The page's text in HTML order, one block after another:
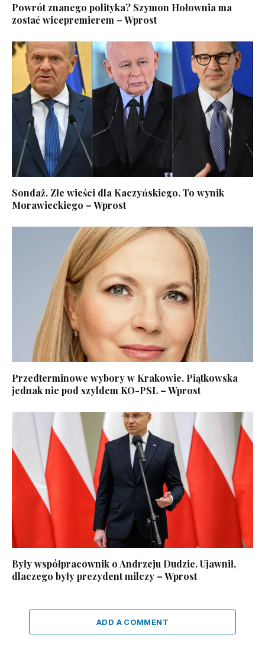
Powrót znanego polityka? Szymon Hołownia ma
zostać wicepremierem – Wprost
Sondaż. Złe wieści dla Kaczyńskiego. To wynik
Morawieckiego – Wprost
Przedterminowe wybory w Krakowie. Piątkowska
jednak nie pod szyldem KO-PSL – Wprost
Były współpracownik o Andrzeju Dudzie. Ujawnił,
dlaczego były prezydent milczy – Wprost
ADD A COMMENT